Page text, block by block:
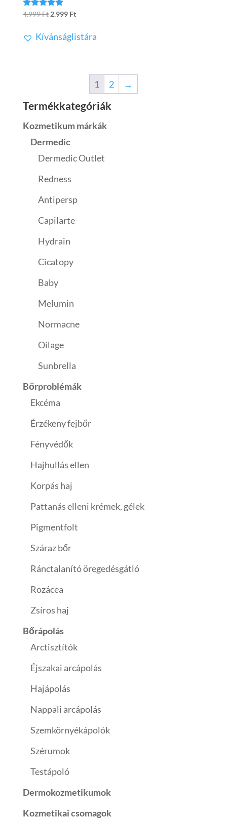
Értékelés:
4.999Ft Original
was:
2.999 FtCurrent
is:
Kívánságlistára
1 2 →
Termékkategóriák
Kozmetikum márkák
Dermedic
Dermedic Outlet
Redness
Antipersp
Capilarte
Hydrain
Cicatopy
Baby
Melumin
Normacne
Oilage
Sunbrella
Bőrproblémák
Ekcéma
Érzékeny fejbőr
Fényvédők
Hajhullás ellen
Korpás haj
Pattanás elleni krémek, gélek
Pigmentfolt
Száraz bőr
Ránctalanító öregedésgátló
Rozácea
Zsíros haj
Bőrápolás
Arctisztítók
Éjszakai arcápolás
Hajápolás
Nappali arcápolás
Szemkörnyékápolók
Szérumok
Testápoló
Dermokozmetikumok
Kozmetikai csomagok